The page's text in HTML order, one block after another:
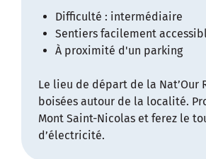
Difficulté : intermédiaire
Sentiers facilement
À proximité d'un parking
Le lieu de départ de la Nat’Our
boisées autour de la localité.
Mont Saint-Nicolas et ferez le
d’électricité.